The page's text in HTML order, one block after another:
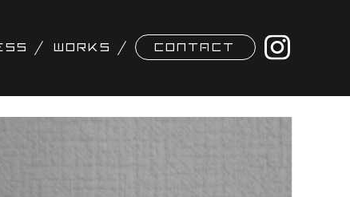
WORKS CONTACT